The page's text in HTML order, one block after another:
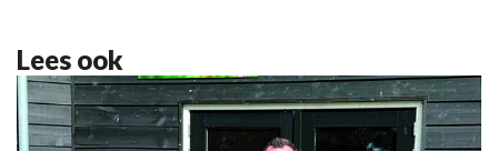
Lees ook